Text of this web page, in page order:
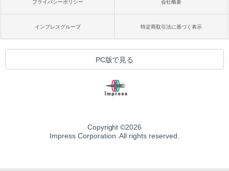
プライバシーポリシー 会社概要
インプレスグループ 特定商取引法に基づく表示
PC版で見る
Copyright ©2026
Impress Corporation. All rights reserved.